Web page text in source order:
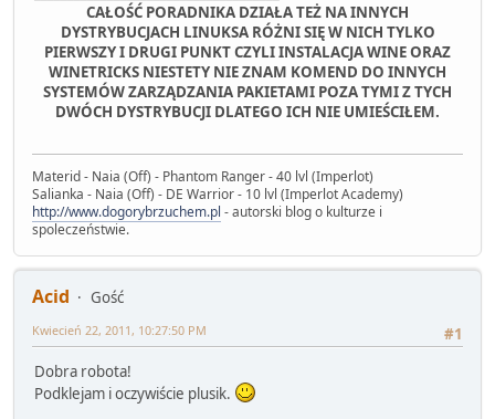
CAŁOŚĆ PORADNIKA DZIAŁA TEŻ NA INNYCH
DYSTRYBUCJACH LINUKSA RÓŻNI SIĘ W NICH TYLKO
PIERWSZY I DRUGI PUNKT CZYLI INSTALACJA WINE ORAZ
WINETRICKS NIESTETY NIE ZNAM KOMEND DO INNYCH
SYSTEMÓW ZARZĄDZANIA PAKIETAMI POZA TYMI Z TYCH
DWÓCH DYSTRYBUCJI DLATEGO ICH NIE UMIEŚCIŁEM.
Materid - Naia (Off) - Phantom Ranger - 40 lvl (Imperlot)
Salianka - Naia (Off) - DE Warrior - 10 lvl (Imperlot Academy)
http://www.dogorybrzuchem.pl - autorski blog o kulturze i
spoleczeństwie.
Acid
Gość
#1
Kwiecień 22, 2011, 10:27:50 PM
Dobra robota!
Podklejam i oczywiście plusik.